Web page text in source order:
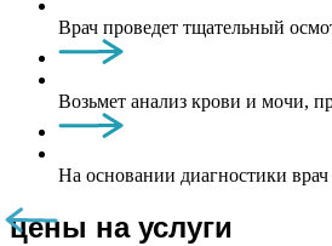
Врач проведет тщательный
Возьмет анализ крови и мочи,
На основании диагностики
цены на услуги